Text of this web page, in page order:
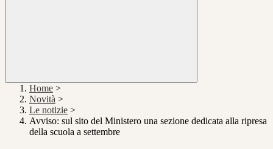
Home >
Novità >
Le notizie >
Avviso: sul sito del Ministero una sezione dedicata alla ripresa
della scuola a settembre